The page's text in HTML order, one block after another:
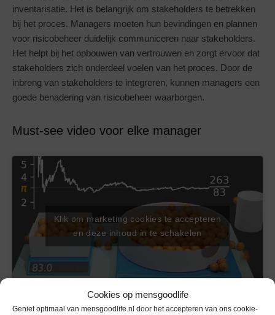
Cookies op mensgoodlife
Geniet optimaal van mensgoodlife.nl door het accepteren van ons cookie-
inventarisatie. Het is belangrijk om stakeholders te betrekken
bij het proces. Managers moeten hun bevindingen en plannen
voor risicobeheer duidelijk communiceren naar stakeholders.
Het helpt bij het opbouwen van vertrouwen en zorgt ervoor dat
stakeholders zich onderdeel voelen van het proces. Door de
inbreng van stakeholders te integreren, kunnen managers een
goede benadering van risicobeheer waarborgen.
Must-see video voor elke manager
Klik om marketing cookies te accepteren
en deze inhoud in te schakelen